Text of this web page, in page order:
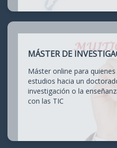
MÁSTER DE
Máster online para
estudios hacia un
investigación o la
con las TIC